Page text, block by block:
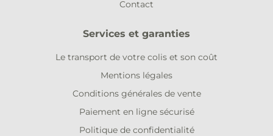
Contact
Services et garanties
Le transport de votre colis et son coût
Mentions légales
Conditions générales de vente
Paiement en ligne sécurisé
Politique de confidentialité